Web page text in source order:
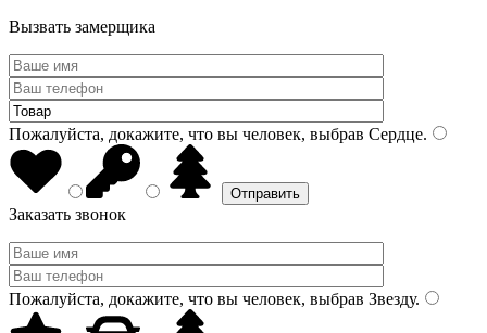
Вызвать замерщика
Пожалуйста, докажите, что вы человек, выбрав Сердце.
Заказать звонок
Пожалуйста, докажите, что вы человек, выбрав Звезду.